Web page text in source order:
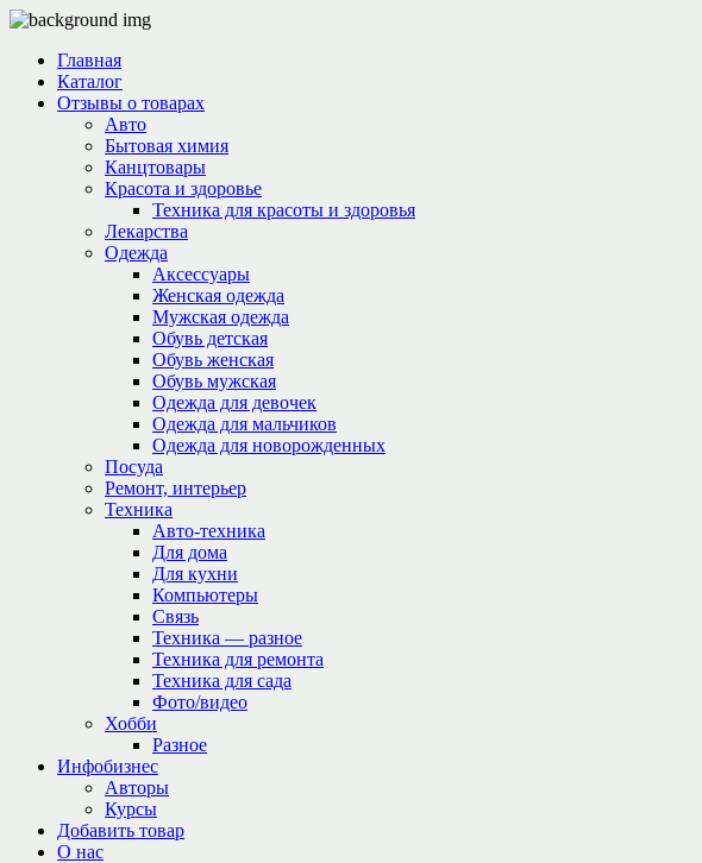
Главная
Каталог
Отзывы о товарах
Авто
Бытовая химия
Канцтовары
Красота и здоровье
Техника для красоты и здоровья
Лекарства
Одежда
Аксессуары
Женская одежда
Мужская одежда
Обувь детская
Обувь женская
Обувь мужская
Одежда для девочек
Одежда для мальчиков
Одежда для новорожденных
Посуда
Ремонт, интерьер
Техника
Авто-техника
Для дома
Для кухни
Компьютеры
Связь
Техника — разное
Техника для ремонта
Техника для сада
Фото/видео
Хобби
Разное
Инфобизнес
Авторы
Курсы
Добавить товар
О нас